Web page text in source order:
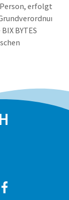
erfolgt
BYTES
aufgeklärt.
die Verarbeitung